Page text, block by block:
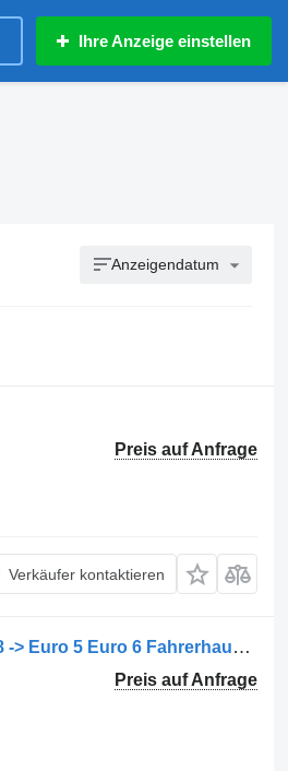
Ihre Anzeige einstellen
Anzeigendatum
Preis auf Anfrage
Verkäufer kontaktieren
Isuzu Schmale Kabine 1815 mm Rechtsantrieb - L - LNR - 2008 -> Euro 5 Euro 6 Fahrerhaus für Isuzu LKW
Preis auf Anfrage